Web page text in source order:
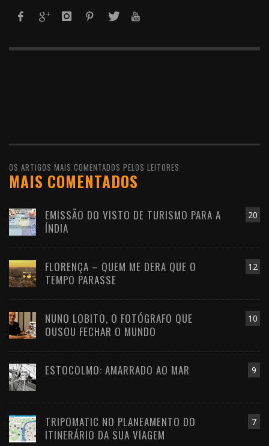
OS ARTIGOS MAIS COMENTADOS PELOS LEITORES
MAIS COMENTADOS
20
EMISSÃO DO VISTO DE TURISMO PARA A
ÍNDIA
12
FLORENÇA – QUEM ME DERA QUE O
TEMPO PARASSE
10
NUNO LOBITO, O FOTÓGRAFO QUE
OUSOU FECHAR O MUNDO
9
ESTOCOLMO: AMARRADO AO MAR
7
TRIPOMATIC NO PLANEAMENTO DO
ITINERÁRIO DA SUA VIAGEM